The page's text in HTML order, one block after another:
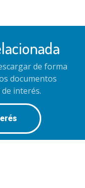
de forma
documentos
interés.